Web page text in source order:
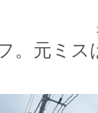
。元ミス